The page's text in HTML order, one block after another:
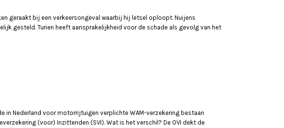
geraakt bij een verkeersongeval waarbij hij letsel oploopt. Nuijens
gesteld. Turien heeft aansprakelijkheid voor de schade als gevolg van het
in Nederland voor motorrijtuigen verplichte WAM-verzekering bestaan
(voor) Inzittenden (SVI). Wat is het verschil? De OVI dekt de